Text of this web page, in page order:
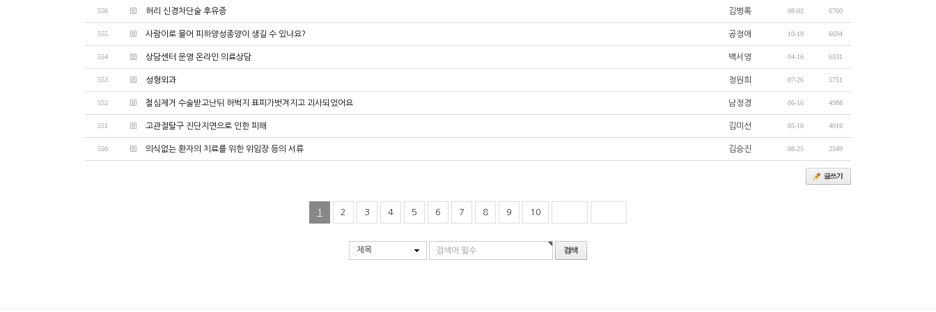
556 허리 신경차단술 후유증 김병록 08-02 6760
555 사람이로 물어 피하양성종양이 생길 수 있나요? 공정애 10-19 6694
554 상담센터 운영 온라인 의료상담 백서영 04-16 6331
553 성형외과 정원희 07-26 5751
552 철심제거 수술받고난뒤 허벅지 표피가벗겨지고 괴사되었어요 남정경 06-16 4988
551 고관절탈구 진단지연으로 인한 피해 김미선 05-10 4016
550 의식없는 환자의 치료를 위한 위임장 등의 서류 김승진 08-25 2549
1 2 3 4 5 6 7 8 9 10
제목 검색어 필수